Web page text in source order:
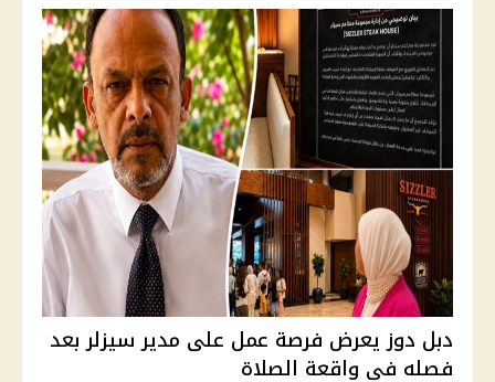
دبل دوز يعرض فرصة عمل على مدير سيزلر بعد
فصله في واقعة الصلاة